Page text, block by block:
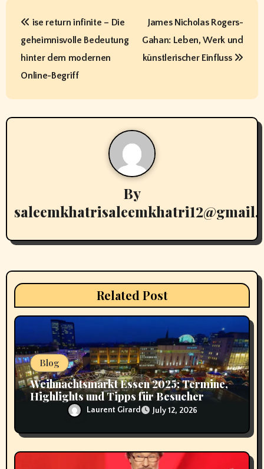
P
n
a
g
t
i
o
n
ise return infinite – Die
geheimnisvolle Bedeutung
hinter dem modernen
Online-Begriff
James Nicholas Rogers-
Gahan: Leben, Werk und
künstlerischer Einfluss
By
Related Post
Blog
Weihnachtsmarkt Essen 2025: Termine,
Highlights und Tipps für Besucher
Laurent Girard July 12, 2026